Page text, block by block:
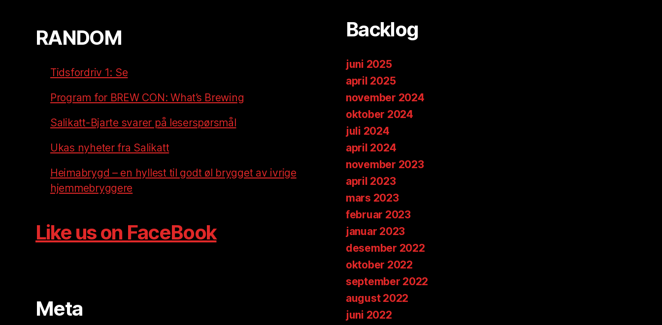
RANDOM
Tidsfordriv 1: Se
Program for BREW CON: What’s Brewing
Salikatt-Bjarte svarer på leserspørsmål
Ukas nyheter fra Salikatt
Heimabrygd – en hyllest til godt øl brygget av ivrige
hjemmebryggere
Like us on FaceBook
Meta
Backlog
juni 2025
april 2025
november 2024
oktober 2024
juli 2024
april 2024
november 2023
april 2023
mars 2023
februar 2023
januar 2023
desember 2022
oktober 2022
september 2022
august 2022
juni 2022